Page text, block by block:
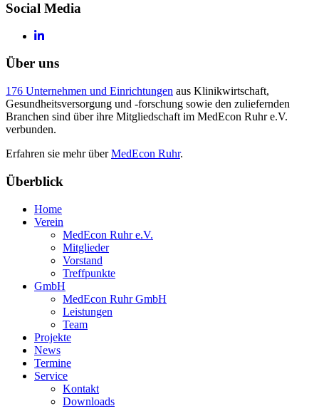
Social Media
Über uns
176 Unternehmen und Einrichtungen aus Klinikwirtschaft,
Gesundheitsversorgung und -forschung sowie den zuliefernden
Branchen sind über ihre Mitgliedschaft im MedEcon Ruhr e.V.
verbunden.
Erfahren sie mehr überMedEcon Ruhr.
Überblick
Home
Verein
MedEcon Ruhr e.V.
Mitglieder
Vorstand
Treffpunkte
GmbH
MedEcon Ruhr GmbH
Leistungen
Team
Projekte
News
Termine
Service
Kontakt
Downloads